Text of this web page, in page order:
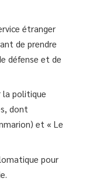
étranger
de prendre
défense et de
la politique
dont
et « Le
pour